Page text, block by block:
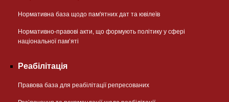
Нормативна база щодо пам'ятних дат та ювілеїв
Нормативно-правові акти, що формують політику у сфері
національної памʼяті
Реабілітація
Правова база для реабілітації репресованих